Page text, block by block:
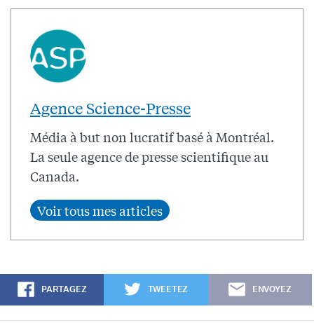
Agence Science-Presse
Média à but non lucratif basé à Montréal.
La seule agence de presse scientifique au
Canada.
PARTAGEZ TWEETEZ ENVOYEZ